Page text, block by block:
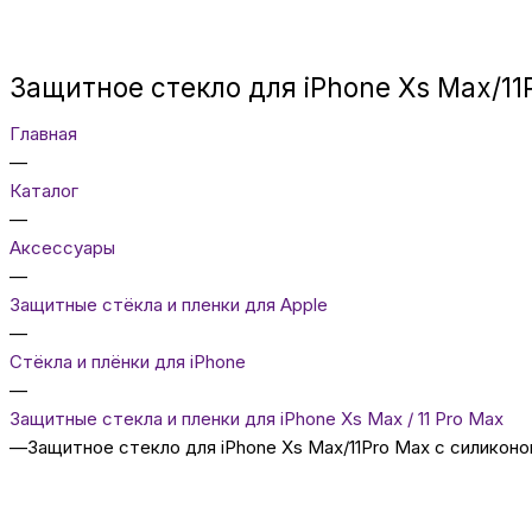
Защитное стекло для iPhone Xs Max/
Главная
—
Каталог
—
Аксессуары
—
Защитные стёкла и пленки для Apple
—
Стёкла и плёнки для iPhone
—
Защитные стекла и пленки для iPhone Xs Max / 11 Pro Max
—Защитное стекло для iPhone Xs Max/11Pro Max с